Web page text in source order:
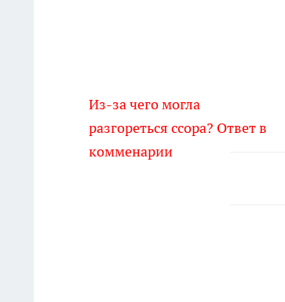
Из-за чего могла
разгореться ссора? Ответ в
комменарии